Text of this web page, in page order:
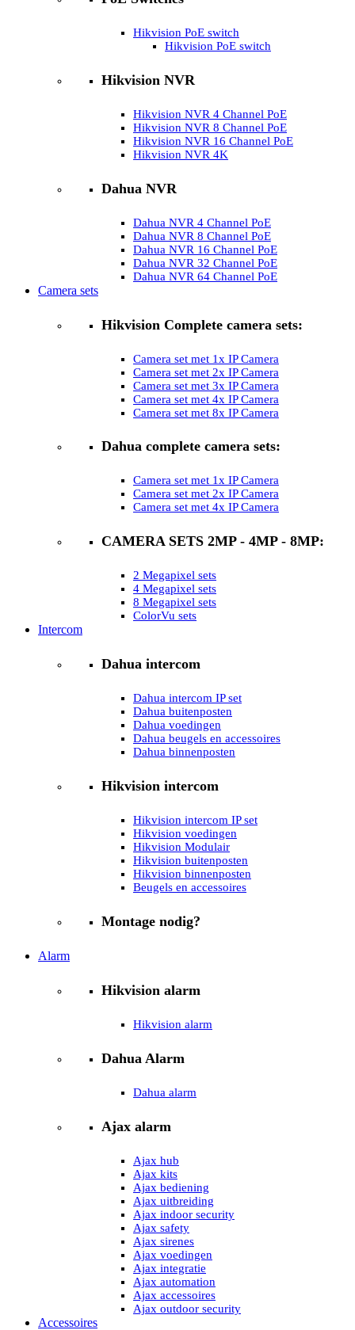
Hikvision PoE switch
Hikvision PoE switch
Hikvision NVR
Hikvision NVR 4 Channel PoE
Hikvision NVR 8 Channel PoE
Hikvision NVR 16 Channel PoE
Hikvision NVR 4K
Dahua NVR
Dahua NVR 4 Channel PoE
Dahua NVR 8 Channel PoE
Dahua NVR 16 Channel PoE
Dahua NVR 32 Channel PoE
Dahua NVR 64 Channel PoE
Camera sets
Hikvision Complete camera sets:
Camera set met 1x IP Camera
Camera set met 2x IP Camera
Camera set met 3x IP Camera
Camera set met 4x IP Camera
Camera set met 8x IP Camera
Dahua complete camera sets:
Camera set met 1x IP Camera
Camera set met 2x IP Camera
Camera set met 4x IP Camera
CAMERA SETS 2MP - 4MP - 8MP:
2 Megapixel sets
4 Megapixel sets
8 Megapixel sets
ColorVu sets
Intercom
Dahua intercom
Dahua intercom IP set
Dahua buitenposten
Dahua voedingen
Dahua beugels en accessoires
Dahua binnenposten
Hikvision intercom
Hikvision intercom IP set
Hikvision voedingen
Hikvision Modulair
Hikvision buitenposten
Hikvision binnenposten
Beugels en accessoires
Montage nodig?
Alarm
Hikvision alarm
Hikvision alarm
Dahua Alarm
Dahua alarm
Ajax alarm
Ajax hub
Ajax kits
Ajax bediening
Ajax uitbreiding
Ajax indoor security
Ajax safety
Ajax sirenes
Ajax voedingen
Ajax integratie
Ajax automation
Ajax accessoires
Ajax outdoor security
Accessoires